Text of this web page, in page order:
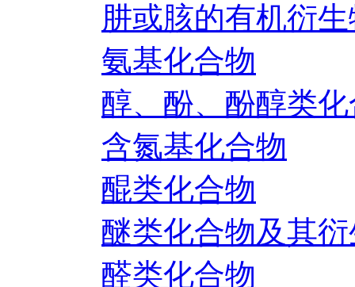
肼或胲的有机衍
氨基化合物
醇、酚、酚醇类
含氮基化合物
醌类化合物
醚类化合物及其
醛类化合物